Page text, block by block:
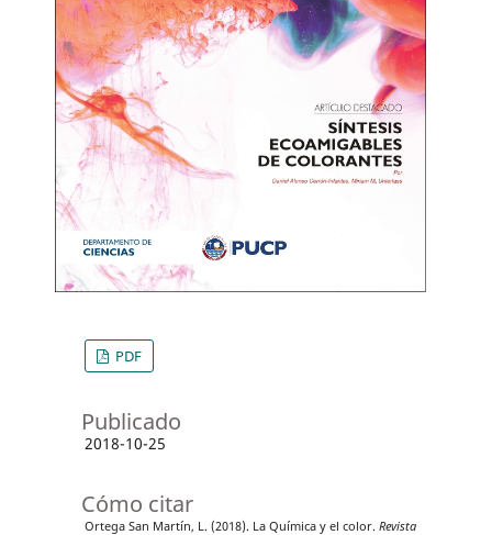
PDF
Publicado
2018-10-25
Cómo citar
Ortega San Martín, L. (2018). La Química y el color. Revista